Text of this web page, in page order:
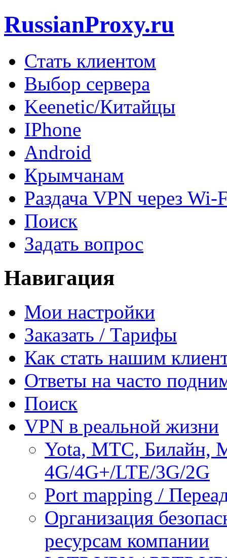
RussianProxy.ru
Стать клиентом
Выбор сервера
Keenetic/Китайцы
IPhone
Android
Крымчанам
Раздача VPN через Wi-
Поиск
Задать вопрос
Навигация
Мои настройки
Заказать / Тарифы
Как стать нашим
Ответы на часто
Поиск
VPN в реальной жизни
Yota, МТС, Билайн,
4G/4G+/LTE/3G/2G
Port mapping /
Организация
ресурсам компании